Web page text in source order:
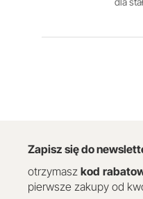
Zapisz się do
otrzymasz kod
pierwsze zakupy od